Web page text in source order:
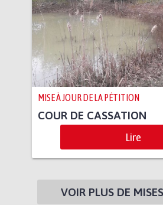
MISE À JOUR DE LA PÉTITION
COUR DE CASSATION
Lire
VOIR PLUS DE